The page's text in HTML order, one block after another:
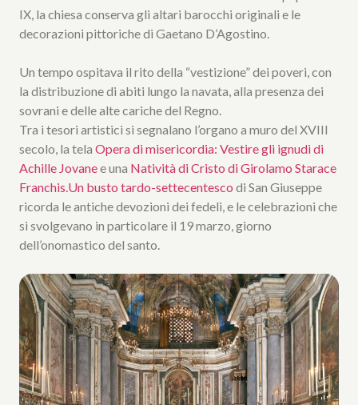
IX, la chiesa conserva gli altari barocchi originali e le
decorazioni pittoriche di Gaetano D’Agostino.
Un tempo ospitava il rito della “vestizione” dei poveri, con
la distribuzione di abiti lungo la navata, alla presenza dei
sovrani e delle alte cariche del Regno.
Tra i tesori artistici si segnalano l’organo a muro del XVIII
secolo, la tela Opera di misericordia: Vestire gli ignudi di
Achille Jovanee una Natività di Cristo di Girolamo Starace
Franchis. Un busto tardo-settecentesco di San Giuseppe
ricorda le antiche devozioni dei fedeli, e le celebrazioni che
si svolgevano in particolare il 19 marzo, giorno
dell’onomastico del santo.